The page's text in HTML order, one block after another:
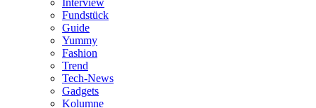
Interview
Fundstück
Guide
Yummy
Fashion
Trend
Tech-News
Gadgets
Kolumne